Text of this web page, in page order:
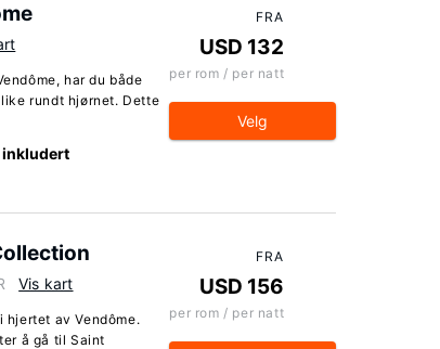
har du både
rundt hjørnet. Dette
FRA
USD 132
per rom / per natt
Velg
Vis kart
hjertet av Vendôme.
å gå til Saint
FRA
USD 156
per rom / per natt